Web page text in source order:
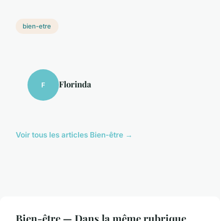
bien-etre
F Florinda
Voir tous les articles Bien-être →
Bien-être — Dans la même rubrique